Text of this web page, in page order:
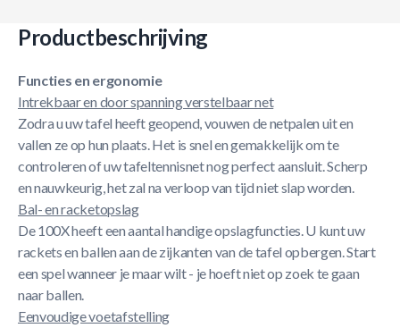
Productbeschrijving
Functies en ergonomie
Intrekbaar en door spanning verstelbaar net
Zodra u uw tafel heeft geopend, vouwen de netpalen uit en
vallen ze op hun plaats. Het is snel en gemakkelijk om te
controleren of uw tafeltennisnet nog perfect aansluit. Scherp
en nauwkeurig, het zal na verloop van tijd niet slap worden.
Bal- en racketopslag
De 100X heeft een aantal handige opslagfuncties. U kunt uw
rackets en ballen aan de zijkanten van de tafel opbergen. Start
een spel wanneer je maar wilt - je hoeft niet op zoek te gaan
naar ballen.
Eenvoudige voetafstelling